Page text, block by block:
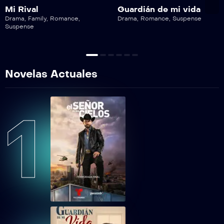
Mi Rival
Drama, Family, Romance,
Suspense
Guardián de mi vida
Drama, Romance, Suspense
Novelas Actuales
1